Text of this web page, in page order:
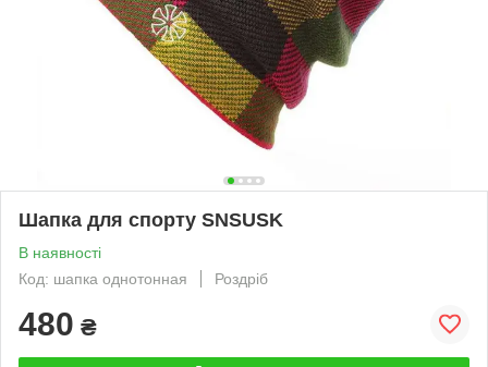
Шапка для спорту SNSUSK
В наявності
Код: шапка однотонная
Роздріб
480 ₴